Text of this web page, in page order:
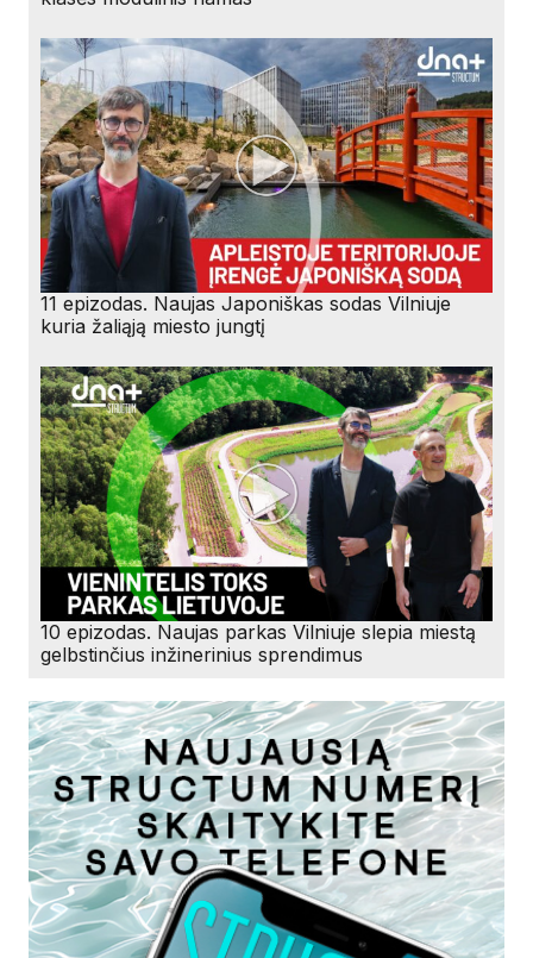
11 epizodas. Naujas Japoniškas sodas Vilniuje
kuria žaliąją miesto jungtį
10 epizodas. Naujas parkas Vilniuje slepia miestą
gelbstinčius inžinerinius sprendimus